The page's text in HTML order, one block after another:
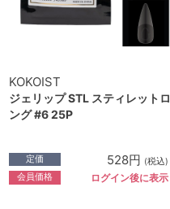
KOKOIST
ジェリップ STL スティレットロ
ング #6 25P
定価 528円 (税込)
会員価格 ログイン後に表示